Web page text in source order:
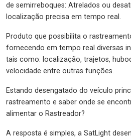
de semirreboques: Atrelados ou
localização precisa em tempo real.
Produto que possibilita o
fornecendo em tempo real diversas
tais como: localização, trajetos,
velocidade entre outras funções.
Estando desengatado do veículo
rastreamento e saber onde se
alimentar o Rastreador?
A resposta é simples, a SatLight